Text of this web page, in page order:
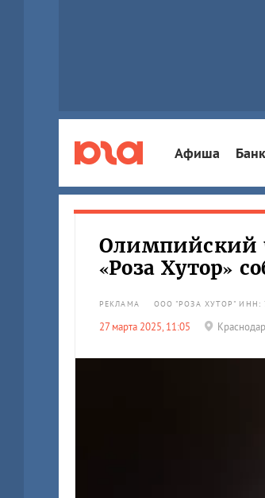
Афиша
Олимпийский
«Роза Хутор»
РЕКЛАМА ООО "РОЗА ХУТОР" ИНН:
27 марта 2025, 11:05